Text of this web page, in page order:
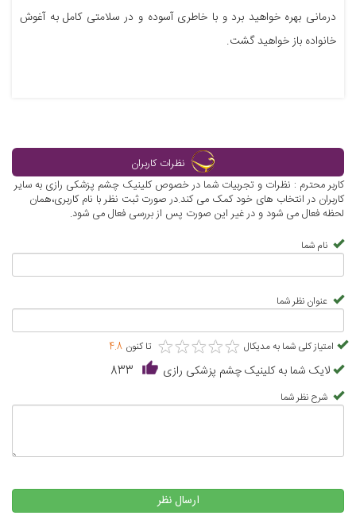
درمانی بهره خواهید برد و با خاطری آسوده و در سلامتی کامل به آغوش
خانواده باز خواهید گشت.
نظرات کاربران
کاربر محترم : نظرات و تجربیات شما در خصوص کلینیک چشم پزشکی رازی به سایر
کاربران در انتخاب های خود کمک می کند.در صورت ثبت نظر با نام کاربری،همان
لحظه فعال می شود و در غیر این صورت پس از بررسی فعال می شود.
نام شما
عنوان نظر شما
امتیاز کلی شما به مدیکال ★★★★★
★★★★★ تا کنون 4.8
لایک شما به کلینیک چشم پزشکی رازی 833
شرح نظر شما
ارسال نظر